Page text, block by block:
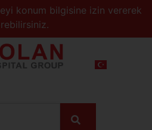
konum bilgisine izin vererek